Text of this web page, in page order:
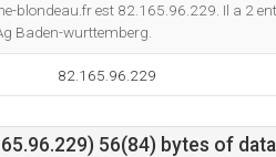
blondeau.fr est 82.165.96.229. Il a 2
Baden-wurttemberg.
82.165.96.229
56(84) bytes of